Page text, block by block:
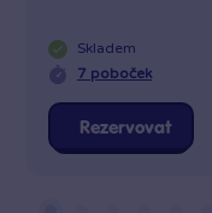
Skladem
7 poboček
Rezervovat